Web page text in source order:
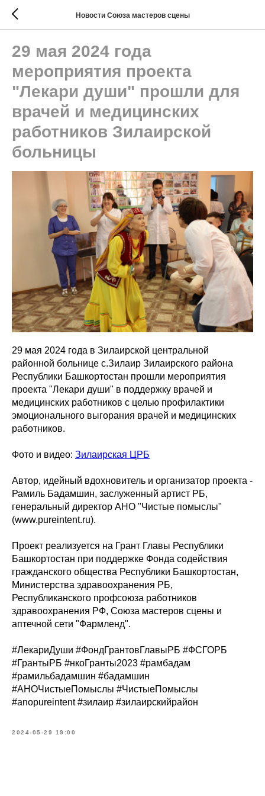
Новости Союза мастеров сцены
29 мая 2024 года
мероприятия проекта
"Лекари души" прошли для
врачей и медицинских
работников Зилаирской
больницы
29 мая 2024 года в Зилаирской центральной
районной больнице с.Зилаир Зилаирского района
Республики Башкортостан прошли мероприятия
проекта "Лекари души" в поддержку врачей и
медицинских работников с целью профилактики
эмоционального выгорания врачей и медицинских
работников.
Фото и видео: Зилаирская ЦРБ
Автор, идейный вдохновитель и организатор проекта -
Рамиль Бадамшин, заслуженный артист РБ,
генеральный директор АНО "Чистые помыслы"
(www.pureintent.ru).
Проект реализуется на Грант Главы Республики
Башкортостан при поддержке Фонда содействия
гражданского общества Республики Башкортостан,
Министерства здравоохранения РБ,
Республиканского профсоюза работников
здравоохранения РФ, Союза мастеров сцены и
аптечной сети "Фармленд".
#ЛекариДуши #ФондГрантовГлавыРБ #ФСГОРБ
#ГрантыРБ #нкоГранты2023 #рамбадам
#рамильбадамшин #бадамшин
#АНОЧистыеПомыслы #ЧистыеПомыслы
#anopureintent #зилаир #зилаирскийрайон
2024-05-29 19:00